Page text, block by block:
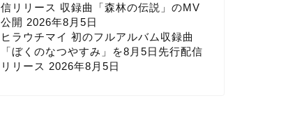
信リリース 収録曲「森林の伝説」のMV
公開 2026年8月5日
ヒラウチマイ 初のフルアルバム収録曲
「ぼくのなつやすみ」を8月5日先行配信
リリース 2026年8月5日